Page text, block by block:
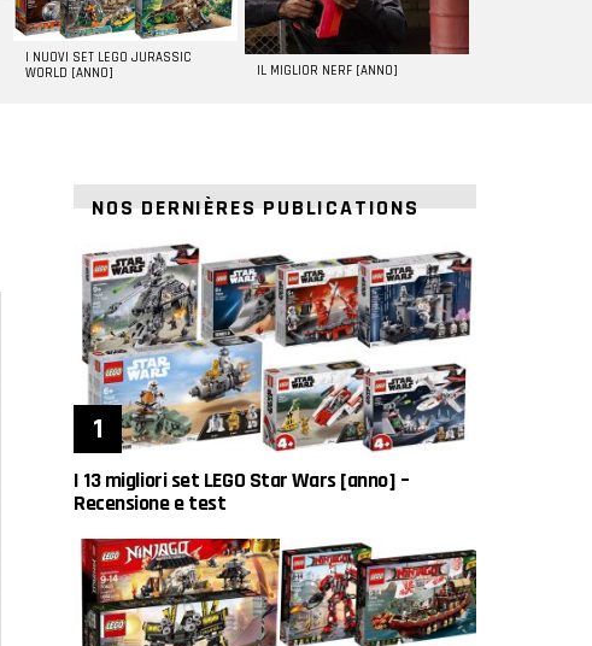
I NUOVI SET LEGO JURASSIC
WORLD [ANNO]
IL MIGLIOR NERF [ANNO]
NOS DERNIÈRES PUBLICATIONS
I 13 migliori set LEGO Star Wars [anno] –
Recensione e test